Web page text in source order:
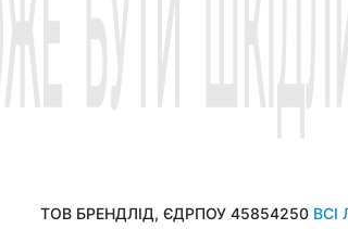
ТОВ БРЕНДЛІД, ЄДРПОУ 45854250 ВСІ